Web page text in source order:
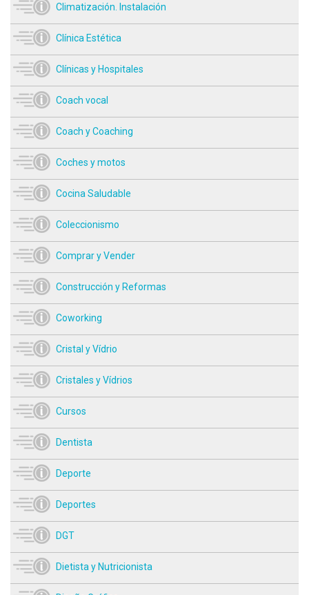
Climatización. Instalación
Clínica Estética
Clínicas y Hospitales
Coach vocal
Coach y Coaching
Coches y motos
Cocina Saludable
Coleccionismo
Comprar y Vender
Construcción y Reformas
Coworking
Cristal y Vídrio
Cristales y Vídrios
Cursos
Dentista
Deporte
Deportes
DGT
Dietista y Nutricionista